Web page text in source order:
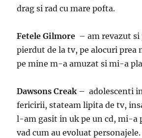
drag si rad cu mare pofta.
Fetele Gilmore – am revazut si
pierdut de la tv, pe alocuri prea
pe mine m-a amuzat si mi-a
Dawsons Creak – adolescenti
fericirii, stateam lipita de tv,
l-am gasit in uk pe un cd, mi-a
vad cum au evoluat personajele.